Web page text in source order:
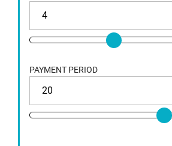
PAYMENT PERIOD